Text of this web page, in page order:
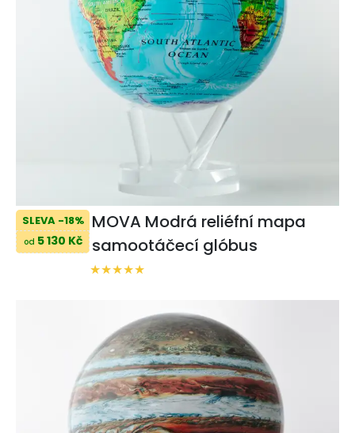
SLEVA -18%
od 5 130 Kč
MOVA Modrá reliéfní mapa
samootáčecí glóbus